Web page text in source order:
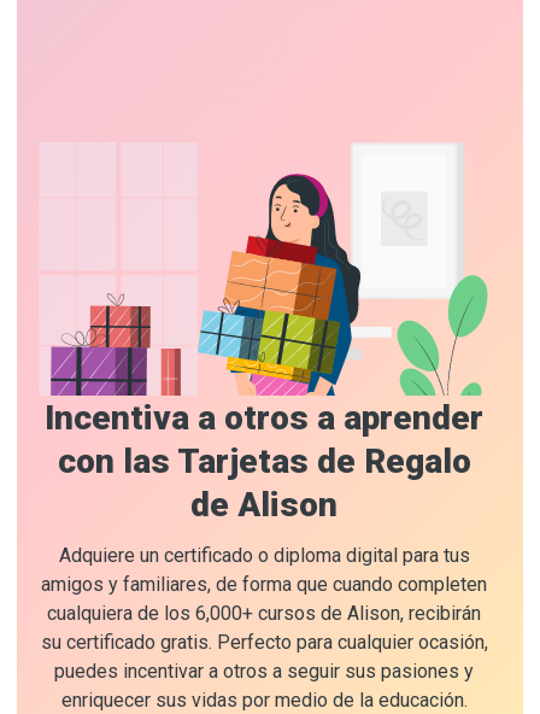
Incentiva a otros a aprender
con las Tarjetas de Regalo
de Alison
Adquiere un certificado o diploma digital para tus
amigos y familiares, de forma que cuando completen
cualquiera de los 6,000+ cursos de Alison, recibirán
su certificado gratis. Perfecto para cualquier ocasión,
puedes incentivar a otros a seguir sus pasiones y
enriquecer sus vidas por medio de la educación.